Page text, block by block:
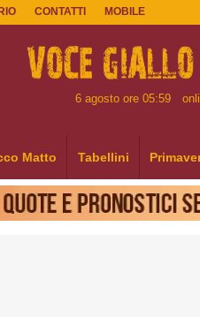
CONTATTI MOBILE
6 agosto ore 05:59
Matto Tabellini